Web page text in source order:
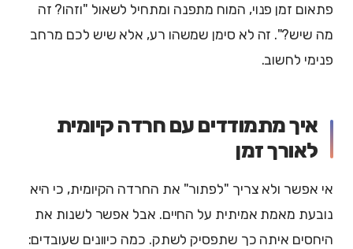
פתאום זמן פנוי, המוח מתפנה ומתחיל לשאול "וזהו? זה
מה שיש?". זה לא סימן שמשהו רע, אלא שיש לכם מרחב
פנימי לחשוב.
איך מתמודדים עם חרדה קיומית
לאורך זמן
אי אפשר ולא צריך "לפתור" את החרדה הקיומית, כי היא
נובעת מאמת אמיתית על החיים. אבל אפשר לשנות את
היחסים איתה כך שתפסיק לשתק. כמה כיוונים שעובדים: